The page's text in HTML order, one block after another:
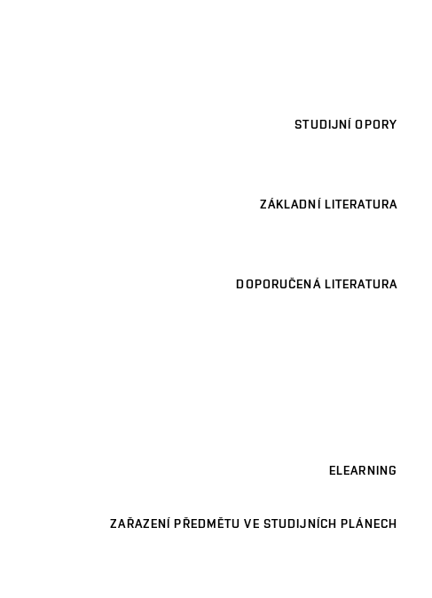
STUDIJNÍ OPORY
ZÁKLADNÍ LITERATURA
DOPORUČENÁ LITERATURA
ELEARNING
ZAŘAZENÍ PŘEDMĚTU VE STUDIJNÍCH PLÁNECH